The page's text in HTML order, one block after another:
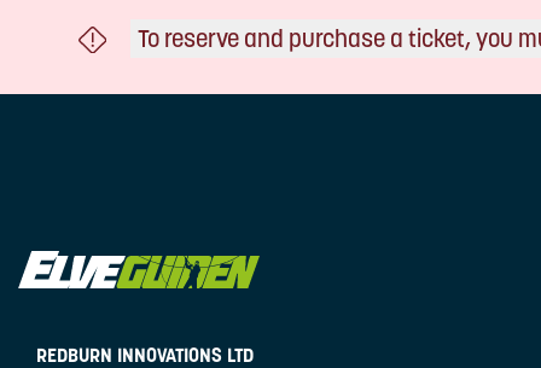
To reserve and purchase a ticket, you
REDBURN INNOVATIONS LTD